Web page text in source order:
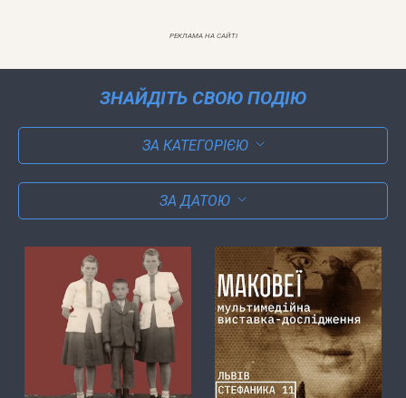
РЕКЛАМА НА САЙТІ
ЗНАЙДІТЬ СВОЮ ПОДІЮ
ЗА КАТЕГОРІЄЮ
ЗА ДАТОЮ